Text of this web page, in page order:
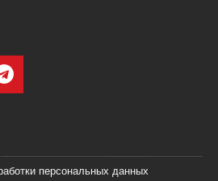
персональных данных